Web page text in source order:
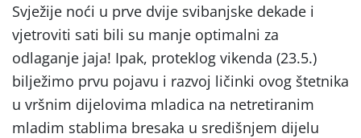
Svježije noći u prve dvije svibanjske dekade i
vjetroviti sati bili su manje optimalni za
odlaganje jaja! Ipak, proteklog vikenda (23.5.)
bilježimo prvu pojavu i razvoj ličinki ovog štetnika
u vršnim dijelovima mladica na netretiranim
mladim stablima bresaka u središnjem dijelu